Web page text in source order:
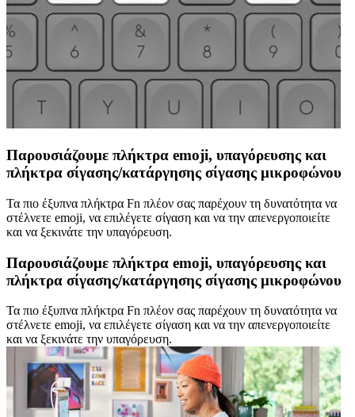
Παρουσιάζουμε πλήκτρα emoji, υπαγόρευσης και
πλήκτρα σίγασης/κατάργησης σίγασης μικροφώνου
Τα πιο έξυπνα πλήκτρα Fn πλέον σας παρέχουν τη δυνατότητα να
στέλνετε emoji, να επιλέγετε σίγαση και να την απενεργοποιείτε
και να ξεκινάτε την υπαγόρευση.
Παρουσιάζουμε πλήκτρα emoji, υπαγόρευσης και
πλήκτρα σίγασης/κατάργησης σίγασης μικροφώνου
Τα πιο έξυπνα πλήκτρα Fn πλέον σας παρέχουν τη δυνατότητα να
στέλνετε emoji, να επιλέγετε σίγαση και να την απενεργοποιείτε
και να ξεκινάτε την υπαγόρευση.